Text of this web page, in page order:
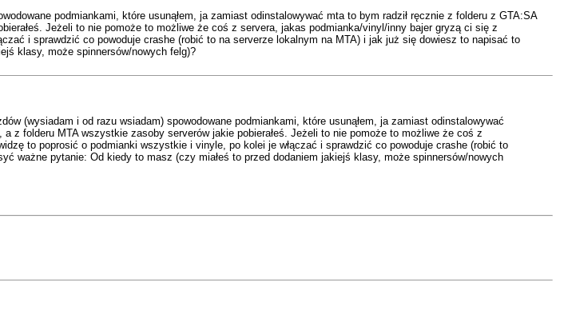
podmiankami, które usunąłem, ja zamiast odinstalowywać mta to bym radził ręcznie z folderu z GTA:SA
Jeżeli to nie pomoże to możliwe że coś z servera, jakas podmianka/vinyl/inny bajer gryzą ci się z
i sprawdzić co powoduje crashe (robić to na serverze lokalnym na MTA) i jak już się dowiesz to napisać to
klasy, może spinnersów/nowych felg)?
(wysiadam i od razu wsiadam) spowodowane podmiankami, które usunąłem, ja zamiast odinstalowywać
z folderu MTA wszystkie zasoby serverów jakie pobierałeś. Jeżeli to nie pomoże to możliwe że coś z
to poprosić o podmianki wszystkie i vinyle, po kolei je włączać i sprawdzić co powoduje crashe (robić to
ważne pytanie: Od kiedy to masz (czy miałeś to przed dodaniem jakiejś klasy, może spinnersów/nowych